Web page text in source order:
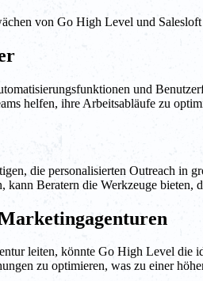
von Go High Level und
und
helfen, ihre Arbeitsabläufe zu
die personalisierten Outreach in
Beratern die Werkzeuge bieten,
leiten, könnte Go High Level die
zu optimieren, was zu einer